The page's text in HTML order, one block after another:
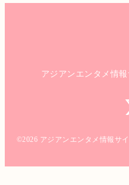
アジアンエンタメ情
©2026 アジアンエンタメ情報サ